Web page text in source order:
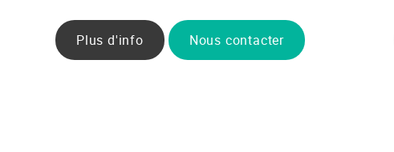
Plus d'info Nous contacter